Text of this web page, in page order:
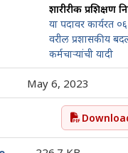
शारीरीक प्रशिक्षण
या पदावर कार्यरत ०६
वरील प्रशासकीय
कर्मचाऱ्यांची यादी
May 6, 2023